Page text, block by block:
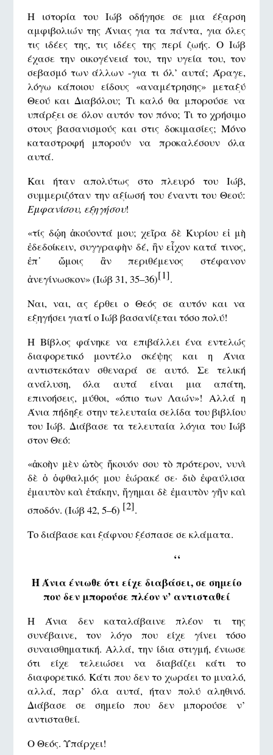
Η ιστορία του Ιώβ οδήγησε σε μια έξαρση
αμφιβολιών της Άνιας για τα πάντα, για όλες
τις ιδέες της, τις ιδέες της περί ζωής. Ο Ιώβ
έχασε την οικογένειά του, την υγεία του, τον
σεβασμό των άλλων -για τι όλ’ αυτά; Άραγε,
λόγω κάποιου είδους «αναμέτρησης» μεταξύ
Θεού και Διαβόλου; Τι καλό θα μπορούσε να
υπάρξει σε όλoν αυτόν τον πόνο; Τι το χρήσιμο
στους βασανισμούς και στις δοκιμασίες; Μόνο
καταστροφή μπορούν να προκαλέσουν όλα
αυτά.
Και ήταν απολύτως στο πλευρό του Ιώβ,
συμμεριζόταν την αξίωσή του έναντι του Θεού:
Εμφανίσου, εξηγήσου!
«τίς δῴη ἀκούοντά μου; χεῖρα δὲ Κυρίου εἰ μὴ
ἐδεδοίκειν, συγγραφὴν δέ, ἣν εἶχον κατά τινος,
ἐπ᾿ ὤμοις ἂν περιθέμενος στέφανον
ἀνεγίνωσκον» (Ιώβ 31, 35–36)[1].
Ναι, ναι, ας έρθει o Θεός σε αυτόν και να
εξηγήσει γιατί ο Ιώβ βασανίζεται τόσο πολύ!
Η Βίβλος φάνηκε να επιβάλλει ένα εντελώς
διαφορετικό μοντέλο σκέψης και η Άνια
αντιστεκόταν σθεναρά σε αυτό. Σε τελική
ανάλυση, όλα αυτά είναι μια απάτη,
επινοήσεις, μύθοι, «όπιο των Λαών»! Αλλά η
Άνια πήδηξε στην τελευταία σελίδα του βιβλίου
του Ιώβ. Διάβασε τα τελευταία λόγια του Ιώβ
στον Θεό:
«ἀκοὴν μὲν ὠτὸς ἤκουόν σου τὸ πρότερον, νυνὶ
δὲ ὁ ὀφθαλμός μου ἑώρακέ σε· διὸ ἐφαύλισα
ἐμαυτὸν καὶ ἐτάκην, ἥγημαι δὲ ἐμαυτὸν γῆν καὶ
σποδόν. (Ιώβ 42, 5–6) [2].
Το διάβασε και ξάφνου ξέσπασε σε κλάματα.
‘‘
Η Άνια ένιωθε ότι είχε διαβάσει, σε σημείο
που δεν μπορούσε πλέον ν’ αντισταθεί
Η Άνια δεν καταλάβαινε πλέον τι της
συνέβαινε, τον λόγο που είχε γίνει τόσο
συναισθηματική. Αλλά, την ίδια στιγμή, ένιωσε
ότι είχε τελειώσει να διαβάζει κάτι το
διαφορετικό. Κάτι που δεν το χωράει το μυαλό,
αλλά, παρ’ όλα αυτά, ήταν πολύ αληθινό.
Διάβασε σε σημείο που δεν μπορούσε ν’
αντισταθεί.
Ο Θεός. Υπάρχει!